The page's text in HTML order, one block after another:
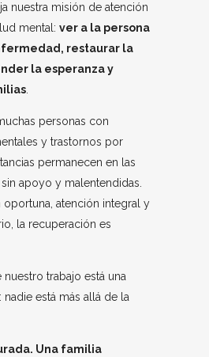
nuestra misión de atención
mental: ver a la persona
restaurar la
la esperanza y
personas con
y trastornos por
permanecen en las
apoyo y malentendidas.
oportuna, atención integral y
la recuperación es
trabajo está una
nadie está más allá de la
Una familia